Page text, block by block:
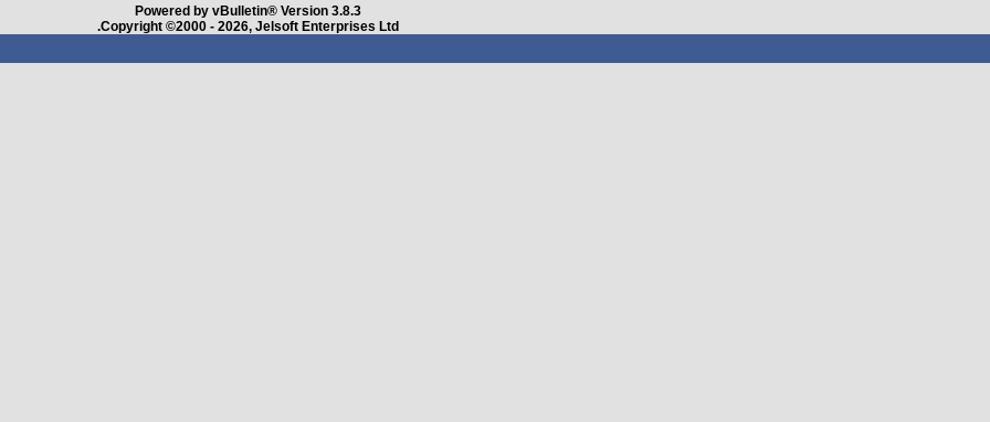
Powered by vBulletin® Version 3.8.3
Copyright ©2000 - 2026, Jelsoft Enterprises Ltd.